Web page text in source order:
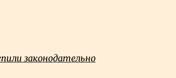
законодательно